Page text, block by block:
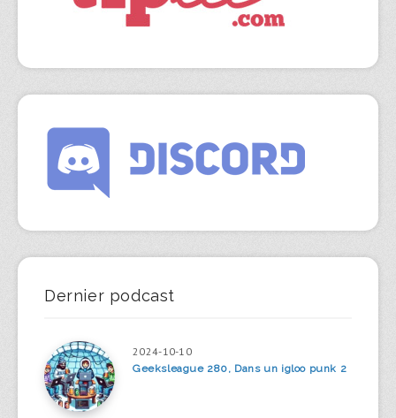
Dernier podcast
2024-10-10
Geeksleague 280, Dans un igloo punk 2